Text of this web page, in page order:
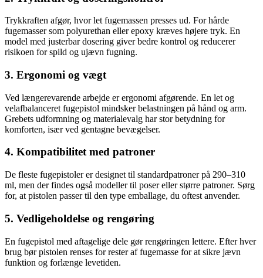
Trykkraften afgør, hvor let fugemassen presses ud. For hårde
fugemasser som polyurethan eller epoxy kræves højere tryk. En
model med justerbar dosering giver bedre kontrol og reducerer
risikoen for spild og ujævn fugning.
3. Ergonomi og vægt
Ved længerevarende arbejde er ergonomi afgørende. En let og
velafbalanceret fugepistol mindsker belastningen på hånd og arm.
Grebets udformning og materialevalg har stor betydning for
komforten, især ved gentagne bevægelser.
4. Kompatibilitet med patroner
De fleste fugepistoler er designet til standardpatroner på 290–310
ml, men der findes også modeller til poser eller større patroner. Sørg
for, at pistolen passer til den type emballage, du oftest anvender.
5. Vedligeholdelse og rengøring
En fugepistol med aftagelige dele gør rengøringen lettere. Efter hver
brug bør pistolen renses for rester af fugemasse for at sikre jævn
funktion og forlænge levetiden.